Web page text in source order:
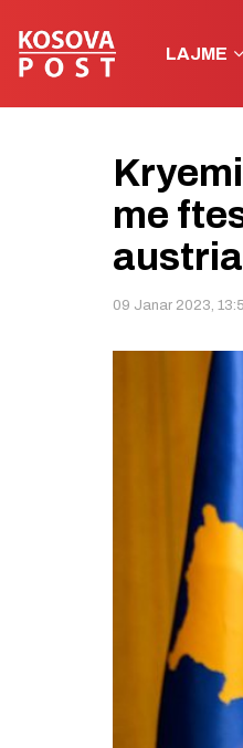
LAJME
me
09 Janar 2023,